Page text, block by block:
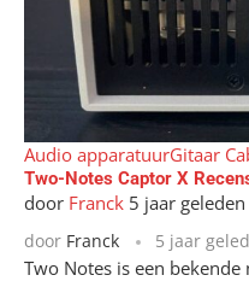
Audio apparatuurGitaar
Two-Notes Captor X
door Franck 5 jaar geleden
door Franck 5 jaar
Two Notes is een